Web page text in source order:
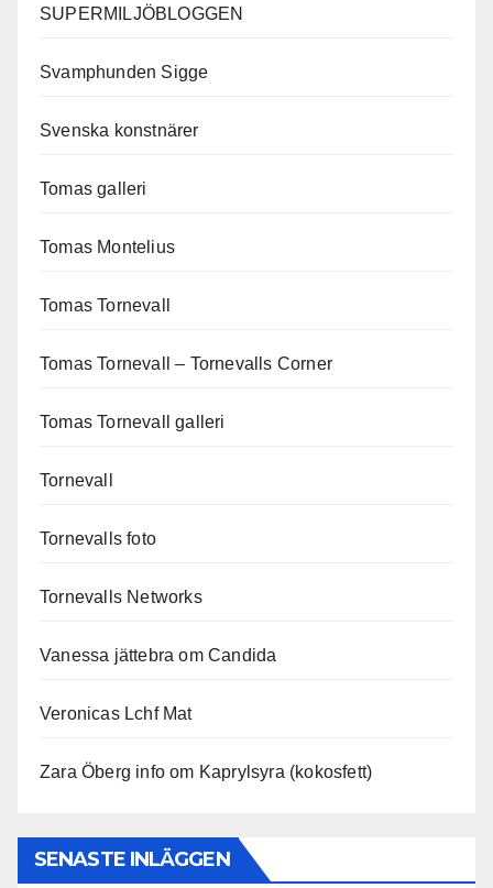
SUPERMILJÖBLOGGEN
Svamphunden Sigge
Svenska konstnärer
Tomas galleri
Tomas Montelius
Tomas Tornevall
Tomas Tornevall – Tornevalls Corner
Tomas Tornevall galleri
Tornevall
Tornevalls foto
Tornevalls Networks
Vanessa jättebra om Candida
Veronicas Lchf Mat
Zara Öberg info om Kaprylsyra (kokosfett)
SENASTE INLÄGGEN